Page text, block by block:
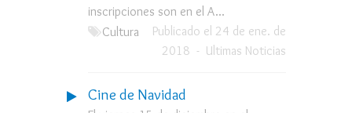
inscripciones son en el A...
Cultura
Publicado el 24 de ene. de
2018 - Ultimas Noticias
Cine de Navidad